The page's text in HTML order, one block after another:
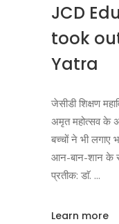
JCD
took
Yatra
जेसीडी शिक्षण
अमृत महोत्सव के
बच्चों ने भी लगाए
आन-बान-शान के
प्रतीक: डाॅ.
Learn more